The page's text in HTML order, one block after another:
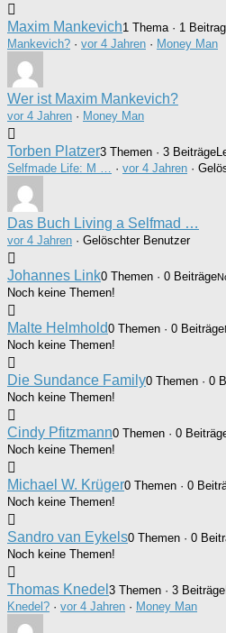
Maxim Mankevich1 Thema · 1 Beitrag
Mankevich? · vor 4 Jahren · Money Man
Wer ist Maxim Mankevich?
vor 4 Jahren · Money Man
Torben Platzer3 Themen · 3 Beiträge
Selfmade Life: M …
· vor 4 Jahren ·
Das Buch Living a Selfmad …
vor 4 Jahren · Gelöschter Benutzer
Johannes Link0 Themen · 0 Beiträge
Noch keine Themen!
Malte Helmhold0 Themen · 0 Beiträge
Noch keine Themen!
Die Sundance Family0 Themen · 0
Noch keine Themen!
Cindy Pfitzmann0 Themen · 0
Noch keine Themen!
Michael W. Krüger0 Themen · 0
Noch keine Themen!
Sandro van Eykels0 Themen · 0
Noch keine Themen!
Thomas Knedel 3 Themen · 3 Beiträge
Knedel? · vor 4 Jahren · Money Man